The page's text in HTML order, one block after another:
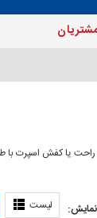
راحت یا کفش اسپرت با
لیست